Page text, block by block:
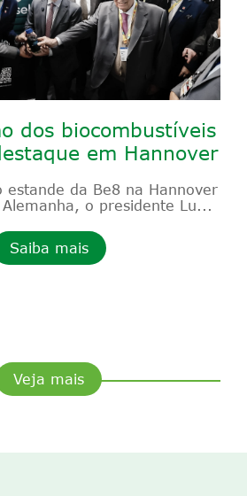
dos biocombustíveis
em Hannover
estande da Be8 na Hannover
o presidente Lu...
Saiba mais
Veja mais